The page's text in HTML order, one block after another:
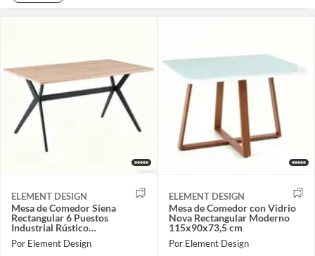
ELEMENT DESIGN
Mesa de Comedor Siena
Rectangular 6 Puestos
Industrial Rústico
160x90x76,5 cm
Por Element Design
ELEMENT DESIGN
Mesa de Comedor con Vidrio
Nova Rectangular Moderno
115x90x73,5 cm
Por Element Design